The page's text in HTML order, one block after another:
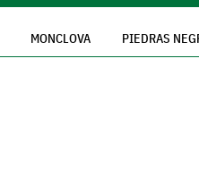
MONCLOVA PIEDRAS